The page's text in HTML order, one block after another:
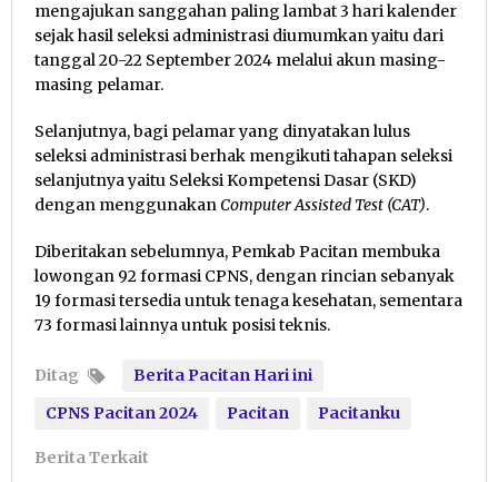
mengajukan sanggahan paling lambat 3 hari kalender
sejak hasil seleksi administrasi diumumkan yaitu dari
tanggal 20-22 September 2024 melalui akun masing-
masing pelamar.
Selanjutnya, bagi pelamar yang dinyatakan lulus
seleksi administrasi berhak mengikuti tahapan seleksi
selanjutnya yaitu Seleksi Kompetensi Dasar (SKD)
dengan menggunakanComputer Assisted Test (CAT).
Diberitakan sebelumnya, Pemkab Pacitan membuka
lowongan 92 formasi CPNS, dengan rincian sebanyak
19 formasi tersedia untuk tenaga kesehatan, sementara
73 formasi lainnya untuk posisi teknis.
Ditag
Berita Pacitan Hari ini
CPNS Pacitan 2024
Pacitan Pacitanku
Berita Terkait